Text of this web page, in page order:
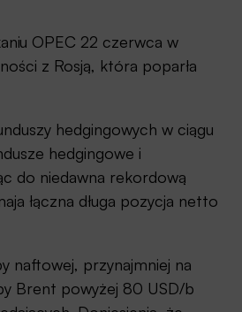
OPEC 22 czerwca w
z Rosją, która poparła
hedgingowych w ciągu
hedgingowe i
do niedawna rekordową
łączna długa pozycja netto
naftowej, przynajmniej na
Brent powyżej 80 USD/b